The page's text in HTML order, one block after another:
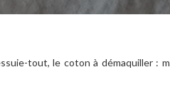
tout, le coton à démaquiller :